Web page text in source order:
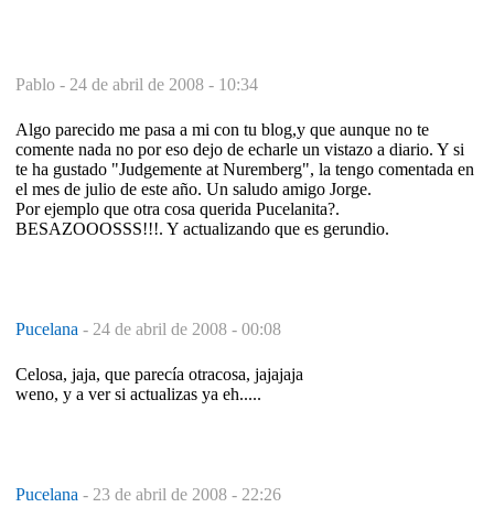
Pablo - 24 de abril de 2008 - 10:34
Algo parecido me pasa a mi con tu blog,y que aunque no te
comente nada no por eso dejo de echarle un vistazo a diario. Y si
te ha gustado "Judgemente at Nuremberg", la tengo comentada en
el mes de julio de este año. Un saludo amigo Jorge.
Por ejemplo que otra cosa querida Pucelanita?.
BESAZOOOSSS!!!. Y actualizando que es gerundio.
Pucelana - 24 de abril de 2008 - 00:08
Celosa, jaja, que parecía otracosa, jajajaja
weno, y a ver si actualizas ya eh.....
Pucelana - 23 de abril de 2008 - 22:26